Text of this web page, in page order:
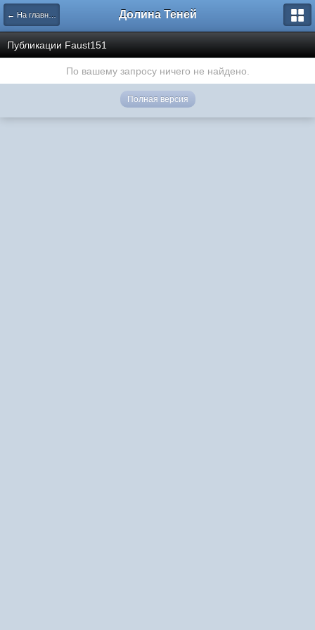
← На главную Долина Теней
Публикации Faust151
По вашему запросу ничего не найдено.
Полная версия